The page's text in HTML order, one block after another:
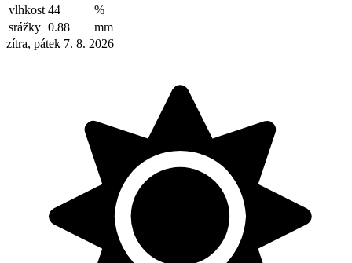
vlhkost 44
%
srážky 0.88
mm
zítra, pátek 7. 8. 2026